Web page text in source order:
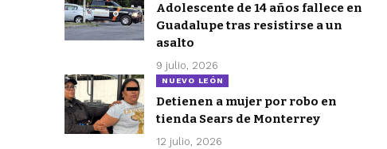
Adolescente de 14 años fallece en
Guadalupe tras resistirse a un
asalto
9 julio, 2026
NUEVO LEÓN
Detienen a mujer por robo en
tienda Sears de Monterrey
12 julio, 2026